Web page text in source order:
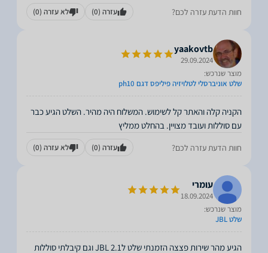
חוות הדעת עזרה לכם? עזרה (0) לא עזרה (0)
yaakovtb
29.09.2024
מוצר שנרכש:
שלט אוניברסלי לטלויזיה פיליפס דגם ph10
הקניה קלה והאתר קל לשימוש. המשלוח היה מהיר. השלט הגיע כבר
עם סוללות ועובד מצויין. בהחלט ממליץ
חוות הדעת עזרה לכם? עזרה (0) לא עזרה (0)
עומרי
18.09.2024
מוצר שנרכש:
שלט JBL
הגיע מהר שירות פצצה הזמנתי שלט לJBL 2.1 וגם קיבלתי סוללות